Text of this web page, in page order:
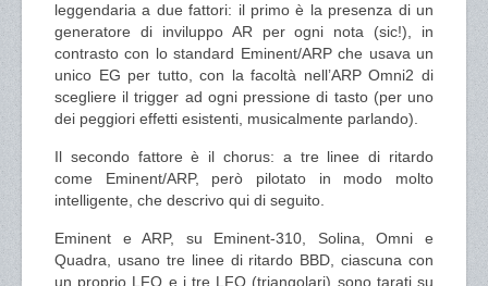
leggendaria a due fattori: il primo è la presenza di un
generatore di inviluppo AR per ogni nota (sic!), in
contrasto con lo standard Eminent/ARP che usava un
unico EG per tutto, con la facoltà nell’ARP Omni2 di
scegliere il trigger ad ogni pressione di tasto (per uno
dei peggiori effetti esistenti, musicalmente parlando).
Il secondo fattore è il chorus: a tre linee di ritardo
come Eminent/ARP, però pilotato in modo molto
intelligente, che descrivo qui di seguito.
Eminent e ARP, su Eminent-310, Solina, Omni e
Quadra, usano tre linee di ritardo BBD, ciascuna con
un proprio LFO e i tre LFO (triangolari) sono tarati su